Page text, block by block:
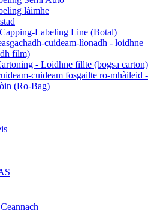
làimhe
Labeling Line (Botal)
cuideam-lìonadh - loidhne
film)
- Loidhne fillte (bogsa carton)
cuideam fosgailte ro-mhàileid -
(Ro-Bag)